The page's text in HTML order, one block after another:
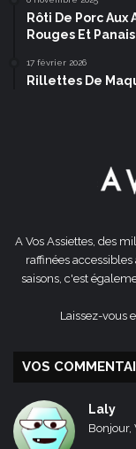
Rôti De Porc
Rouges Et Panais
17 février 2026
Rillettes De
A Vos Assiettes, des
raffinées
saisons, c'est
Laissez-vous
VOS
Laly
Bonjour,